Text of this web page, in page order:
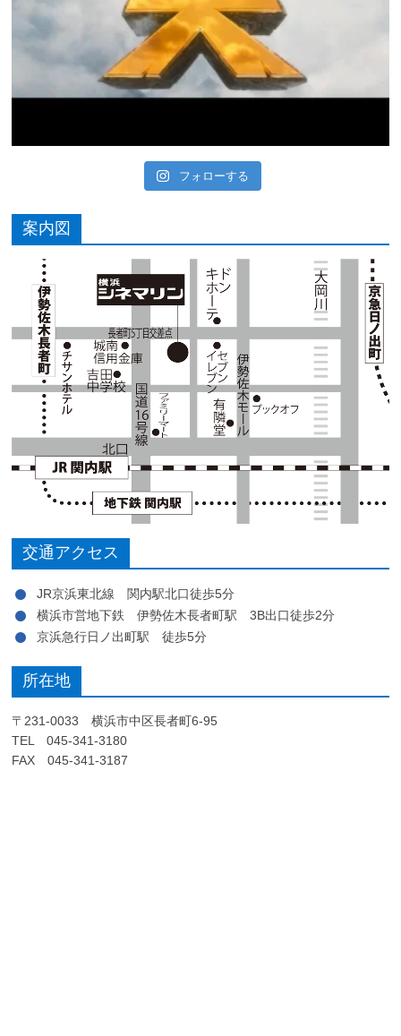
フォローする
案内図
交通アクセス
JR京浜東北線 関内駅北口徒歩5分
横浜市営地下鉄 伊勢佐木長者町駅 3B出口徒歩2分
京浜急行日ノ出町駅 徒歩5分
所在地
〒231-0033 横浜市中区長者町6-95
TEL 045-341-3180
FAX 045-341-3187